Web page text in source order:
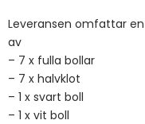
Leveransen omfattar
av
– 7 x fulla bollar
– 7 x halvklot
– 1 x svart boll
– 1 x vit boll